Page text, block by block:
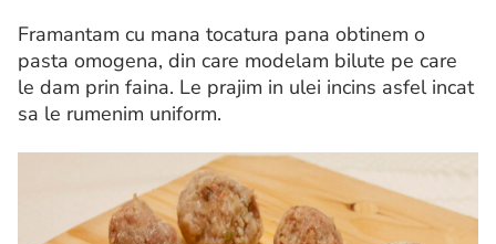
Framantam cu mana tocatura pana obtinem o
pasta omogena, din care modelam bilute pe care
le dam prin faina. Le prajim in ulei incins asfel incat
sa le rumenim uniform.